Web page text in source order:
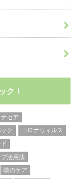
ク！
ナセア
ク
コロナウィルス
活用法
咳のケア